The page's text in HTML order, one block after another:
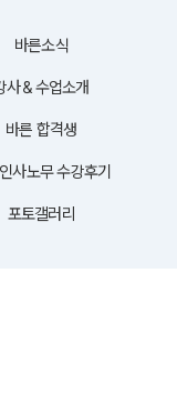
바른소식
사＆수업소개
바른 합격생
사노무 수강후기
포토갤러리